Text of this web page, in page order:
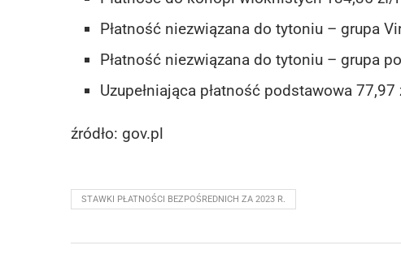
Płatność niezwiązana do tytoniu – grupa
Płatność niezwiązana do tytoniu – grupa
Uzupełniająca płatność podstawowa 77,97
źródło: gov.pl
STAWKI PŁATNOŚCI BEZPOŚREDNICH ZA 2023 R.